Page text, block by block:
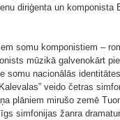
diriģenta un komponista
somu komponistiem –
mūzikā galvenokārt
somu nacionālās
veido četras
plāniem mirušo zemē
simfonijas žanra